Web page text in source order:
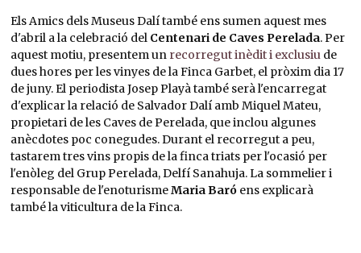
Els Amics dels Museus Dalí també ens sumen aquest mes
d'abril a la celebració delCentenari de Caves Perelada. Per
aquest motiu, presentem unrecorregut inèdit i exclusiude
dues hores per les vinyes de la Finca Garbet, el pròxim dia 17
de juny. El periodista Josep Playà també serà l'encarregat
d'explicar la relació de Salvador Dalí amb Miquel Mateu,
propietari de les Caves de Perelada, que inclou algunes
anècdotes poc conegudes. Durant el recorregut a peu,
tastarem tres vins propis de la finca triats per l'ocasió per
l'enòleg del Grup Perelada, Delfí Sanahuja. La sommelier i
responsable de l'enoturismeMaria Baróens explicarà
també la viticultura de la Finca.